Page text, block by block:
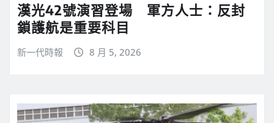
漢光42號演習登場 軍方人士：反封
鎖護航是重要科目
新一代時報 8 月 5, 2026